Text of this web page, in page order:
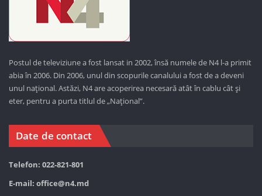
Postul de televiziune a fost lansat in 2002, însă numele de N4 l-a primit
abia în 2006. Din 2006, unul din scopurile canalului a fost de a deveni
unul național. Astăzi, N4 are acoperirea necesară atât în cablu cât și
eter, pentru a purta titlul de „Național”.
Date de contact
Telefon: 022-821-801
E-mail: office@n4.md